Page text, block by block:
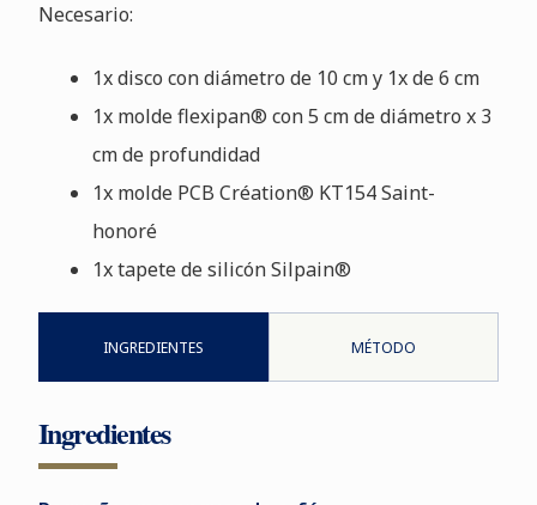
Necesario:
1x disco con diámetro de 10 cm y 1x de 6 cm
1x molde flexipan® con 5 cm de diámetro x 3
cm de profundidad
1x molde PCB Création® KT154 Saint-
honoré
1x tapete de silicón Silpain®
INGREDIENTES MÉTODO
Ingredientes